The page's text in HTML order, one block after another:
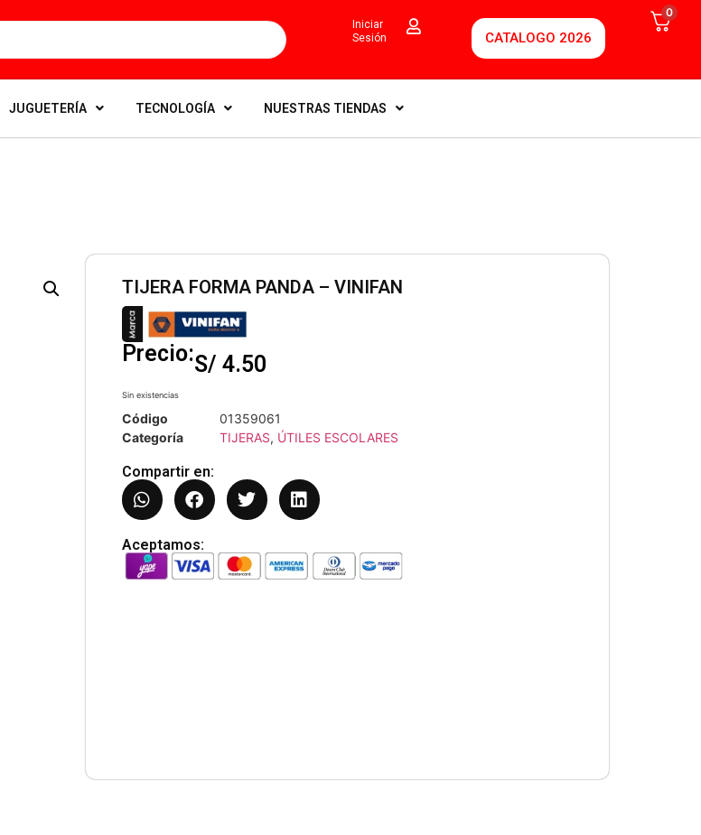
Iniciar
Sesión
CATALOGO 2026
0
JUGUETERÍA TECNOLOGÍA NUESTRAS TIENDAS
TIJERA FORMA PANDA – VINIFAN
Precio:S/ 4.50
Sin existencias
Código
01359061
Categoría
TIJERAS, ÚTILES ESCOLARES
Compartir en:
Aceptamos: